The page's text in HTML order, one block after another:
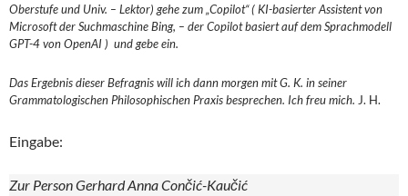
Oberstufe und Univ. – Lektor) gehe zum „Copilot“ ( KI-basierter Assistent von
Microsoft der Suchmaschine Bing, – der Copilot basiert auf dem Sprachmodell
GPT-4 von OpenAI ) und gebe ein.
Das Ergebnis dieser Befragnis will ich dann morgen mit G. K. in seiner
Grammatologischen Philosophischen Praxis besprechen. Ich freu mich. J. H.
Eingabe:
Zur Person Gerhard Anna Cončić-Kaučić